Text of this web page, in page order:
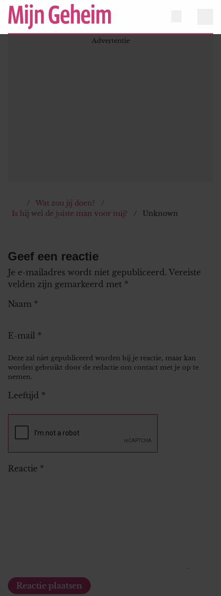
Wat zou jij doen?
Is hij wel de juiste man voor mij?
Unknown
Geef een reactie
Je e-mailadres wordt niet gepubliceerd. Vereiste
velden zijn gemarkeerd met *
Naam *
E-mail *
Deze zal niet gepubliceerd worden bij je reactie, maar kan
worden gebruikt door de redactie om contact met je op te
nemen.
Leeftijd *
Reactie *